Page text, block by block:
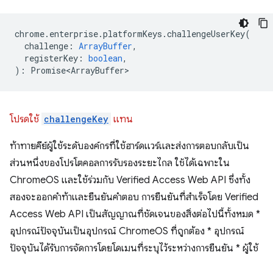
chrome. enterprise.platformKeys .challengeUserKey(
challenge : ArrayBuffer,
registerKey : boolean,
) : Promise<ArrayBuffer>
โปรดใช้ challengeKey แทน
ท้าทายคีย์ผู้ใช้ระดับองค์กรที่ใช้ฮาร์ดแวร์และส่งการตอบกลับเป็น
ส่วนหนึ่งของโปรโตคอลการรับรองระยะไกล ใช้ได้เฉพาะใน
ChromeOS และใช้ร่วมกับ Verified Access Web API ซึ่งทั้ง
สองจะออกคำท้าและยืนยันคำตอบ การยืนยันที่สำเร็จโดย Verified
Access Web API เป็นสัญญาณที่ชัดเจนของสิ่งต่อไปนี้ทั้งหมด *
อุปกรณ์ปัจจุบันเป็นอุปกรณ์ ChromeOS ที่ถูกต้อง * อุปกรณ์
ปัจจุบันได้รับการจัดการโดยโดเมนที่ระบุไว้ระหว่างการยืนยัน * ผู้ใช้